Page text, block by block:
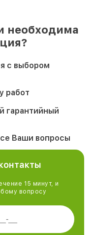
необходима
с выбором
работ
гарантийный
Ваши вопросы
15 минут, и
вопросу